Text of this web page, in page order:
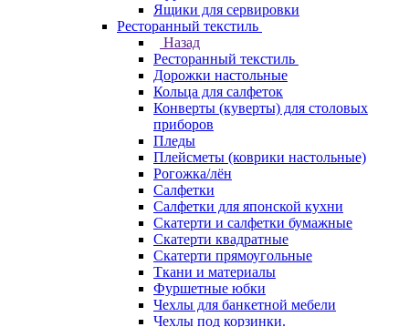
Ящики для сервировки
Ресторанный текстиль
Назад
Ресторанный текстиль
Дорожки настольные
Кольца для салфеток
Конверты (куверты) для столовых
приборов
Пледы
Плейсметы (коврики настольные)
Рогожка/лён
Салфетки
Салфетки для японской кухни
Скатерти и салфетки бумажные
Скатерти квадратные
Скатерти прямоугольные
Ткани и материалы
Фуршетные юбки
Чехлы для банкетной мебели
Чехлы под корзинки.